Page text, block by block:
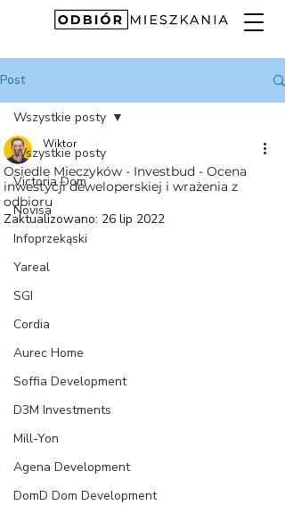
Post
Wszystkie posty
Victoria Dom
Novisa
Infoprzekąski
Yareal
SGI
Cordia
Aurec Home
Soffia Development
D3M Investments
Mill-Yon
Agena Development
DomD Dom Development
Wszystkie posty
Osiedle Mieczyków - Investbud - Ocena
inwestycji deweloperskiej i wrażenia z
odbioru
Wiktor
Zaktualizowano: 26 lip 2022